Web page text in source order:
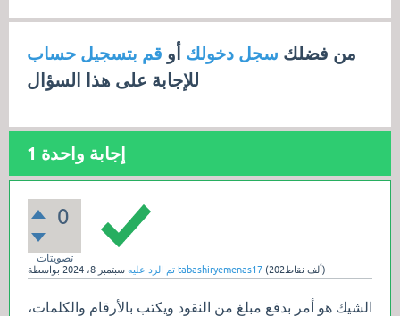
من فضلك سجل دخولك أو قم بتسجيل حساب
للإجابة على هذا السؤال
1 إجابة واحدة
0
تصويتات
تم الرد عليه سبتمبر 8، 2024 tabashiryemenas17 ( 202ألفنقاط)
الشيك هو أمر بدفع مبلغ من النقود ويكتب بالأرقام والكلمات،